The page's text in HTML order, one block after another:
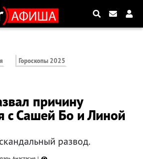
Гороскопы 2025
причину
с Сашей Бо и Линой
развод.